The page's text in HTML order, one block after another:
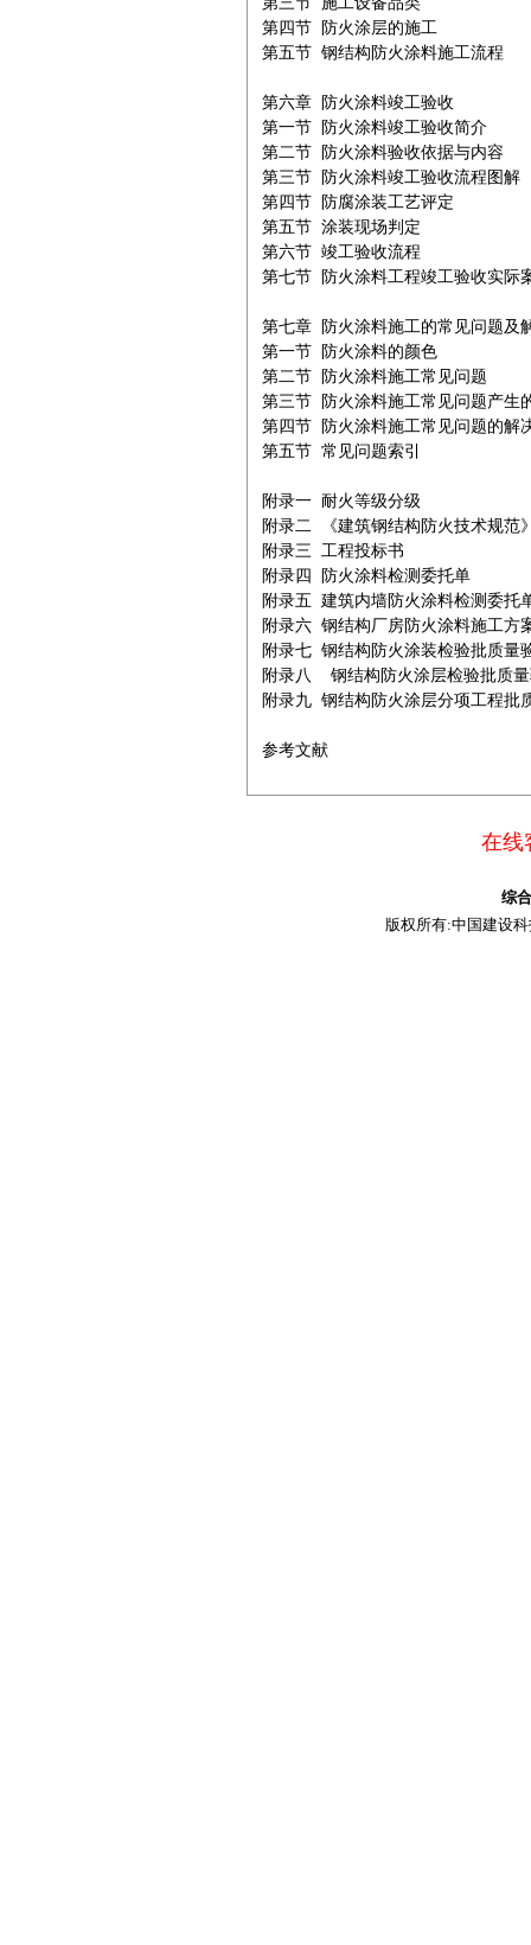
第四节 防火涂层的施工
第五节 钢结构防火涂料施工流程
第六章 防火涂料竣工验收
第一节 防火涂料竣工验收简介
第二节 防火涂料验收依据与内容
第三节 防火涂料竣工验收流程图解
第四节 防腐涂装工艺评定
第五节 涂装现场判定
第六节 竣工验收流程
第七节 防火涂料工程竣工验收实际
第七章 防火涂料施工的常见问题及
第一节 防火涂料的颜色
第二节 防火涂料施工常见问题
第三节 防火涂料施工常见问题产生
第四节 防火涂料施工常见问题的解
第五节 常见问题索引
附录一 耐火等级分级
附录二 《建筑钢结构防火技术规范
附录三 工程投标书
附录四 防火涂料检测委托单
附录五 建筑内墙防火涂料检测委托
附录六 钢结构厂房防火涂料施工方
附录七 钢结构防火涂装检验批质量
附录八  钢结构防火涂层检验批质
附录九 钢结构防火涂层分项工程批
参考文献
在线
综
版权所有:中国建设